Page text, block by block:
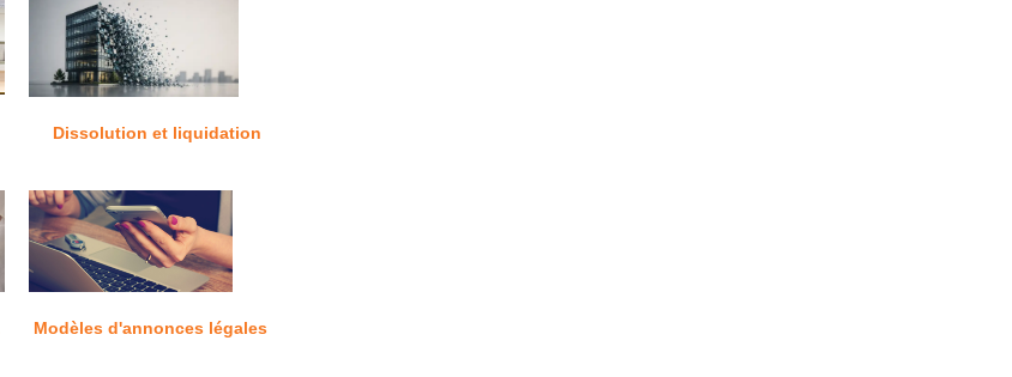
Dissolution et liquidation
Modèles d'annonces légales